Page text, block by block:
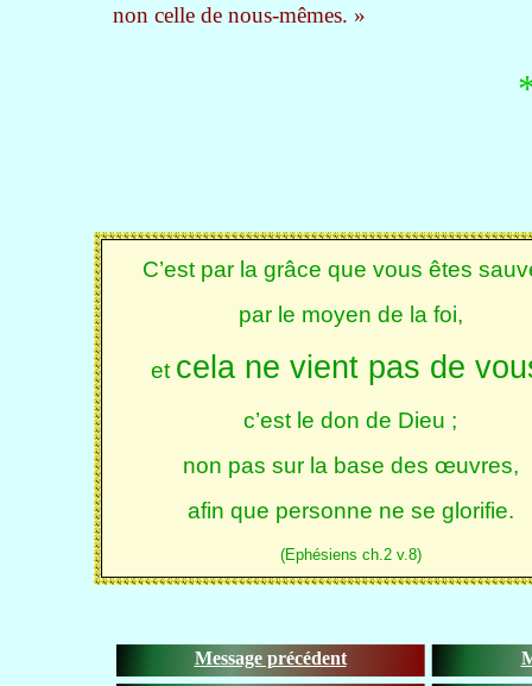
non celle de nous-mêmes. »
C’est par la grâce que vous êtes
par le moyen de la foi,
et cela ne vient pas de
c’est le don de Dieu ;
non pas sur la base des œuvres,
afin que personne ne se glorifie.
(Ephésiens ch.2 v.8)
Message précédent